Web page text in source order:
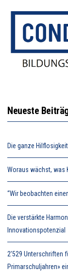
Neueste
Die ganze
Woraus wächst, was
“Wir beobachten
Die verstärkte
Innovationspotenzial
2’529 Unterschriften
Primarschuljahren»